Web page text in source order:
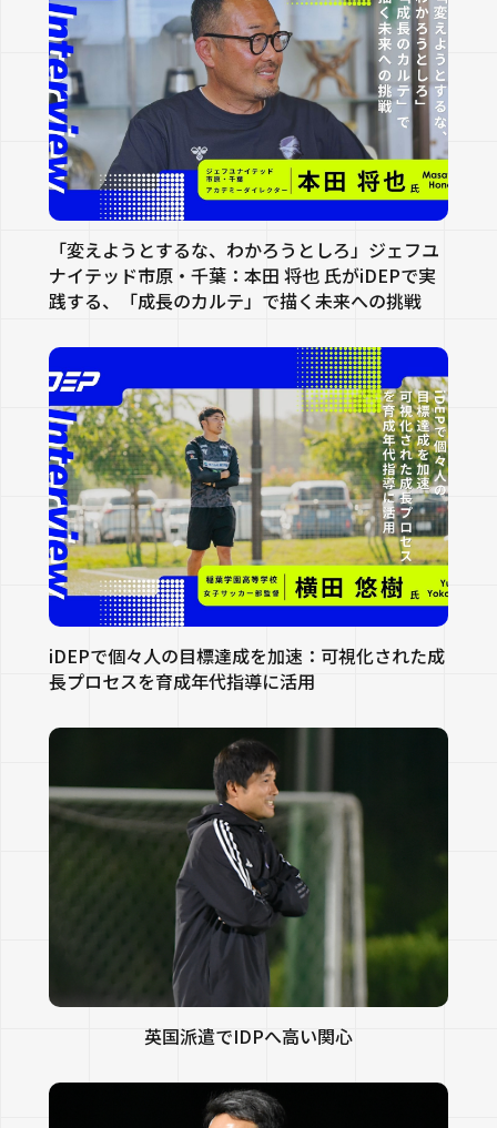
「変えようとするな、わかろうとしろ」ジェフユ
ナイテッド市原・千葉：本田 将也 氏がiDEPで実
践する、「成長のカルテ」で描く未来への挑戦
iDEPで個々人の目標達成を加速：可視化された成
長プロセスを育成年代指導に活用
英国派遣でIDPへ高い関心